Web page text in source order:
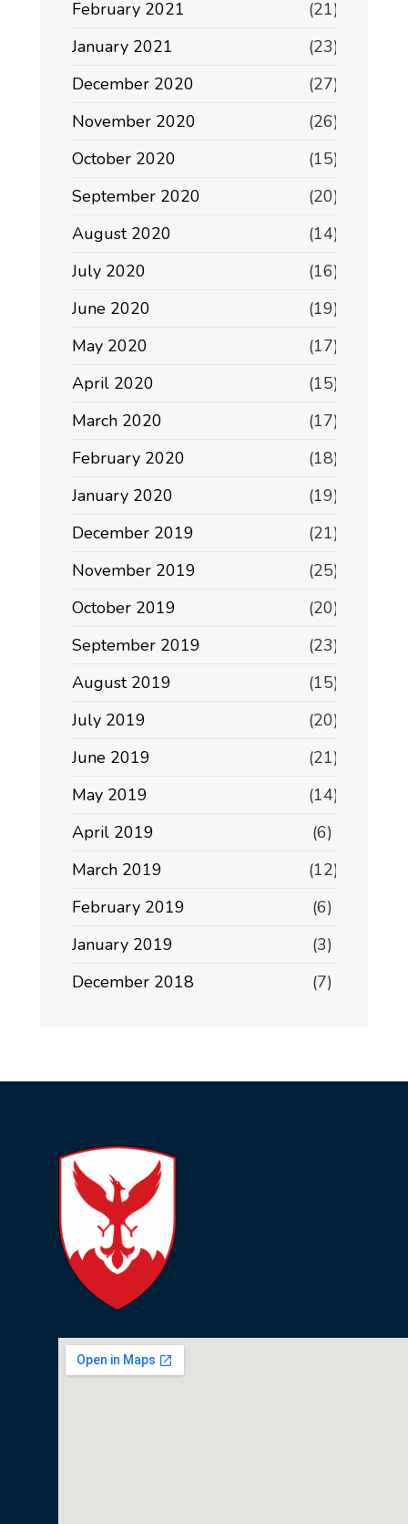
February 2021
(21)
January 2021
(23)
December 2020
(27)
November 2020
(26)
October 2020
(15)
September 2020
(20)
August 2020
(14)
July 2020
(16)
June 2020
(19)
May 2020
(17)
April 2020
(15)
March 2020
(17)
February 2020
(18)
January 2020
(19)
December 2019
(21)
November 2019
(25)
October 2019
(20)
September 2019
(23)
August 2019
(15)
July 2019
(20)
June 2019
(21)
May 2019
(14)
April 2019
(6)
March 2019
(12)
February 2019
(6)
January 2019
(3)
December 2018
(7)